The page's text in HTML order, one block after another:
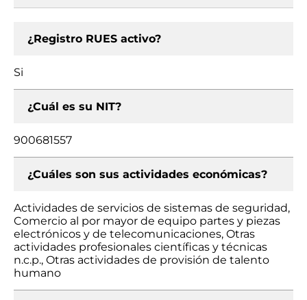
¿Registro RUES activo?
Si
¿Cuál es su NIT?
900681557
¿Cuáles son sus actividades económicas?
Actividades de servicios de sistemas de seguridad,
Comercio al por mayor de equipo partes y piezas
electrónicos y de telecomunicaciones, Otras
actividades profesionales científicas y técnicas
n.c.p., Otras actividades de provisión de talento
humano